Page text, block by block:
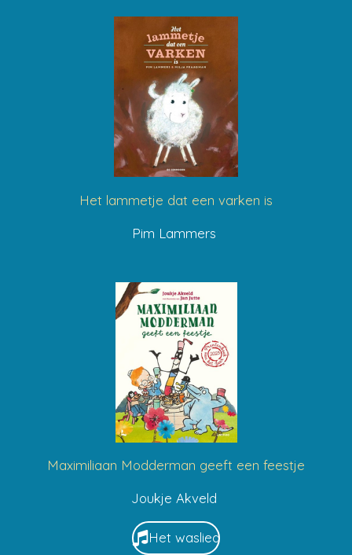
Het lammetje dat een varken is
Pim Lammers
Maximiliaan Modderman geeft een feestje
Joukje Akveld
Het waslied